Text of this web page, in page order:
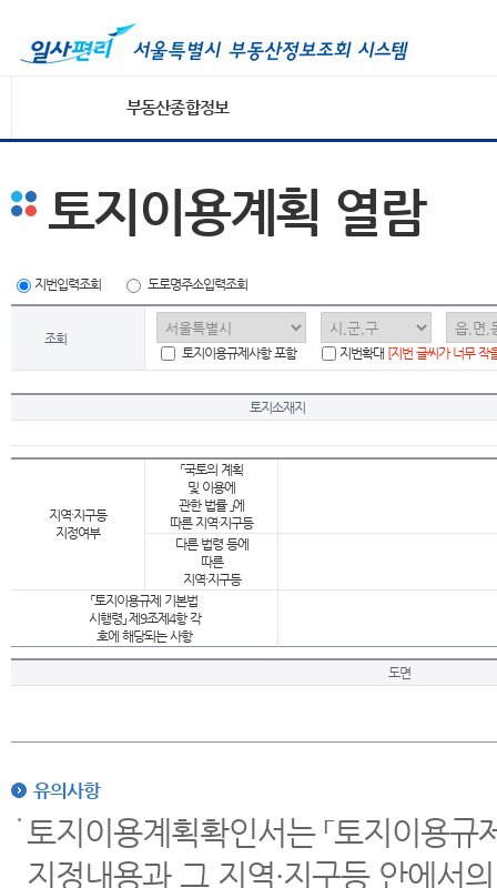
부동산종합정보
토지이용계획 열람
지번입력조회 도로명주소입력조회
조회
토지이용규제사항 포함
지번확대 [지번 글씨가 너무 작
토지소재지
지역·지구등
지정여부
「국토의 계획
및 이용에
관한 법률 」에
따른 지역·지구등
다른 법령 등에
따른
지역·지구등
「토지이용규제 기본법
시행령」 제9조제4항 각
호에 해당되는 사항
도면
유의사항
토지이용계획확인서는 「토지이용
지정내용과 그 지역·지구등 안에서